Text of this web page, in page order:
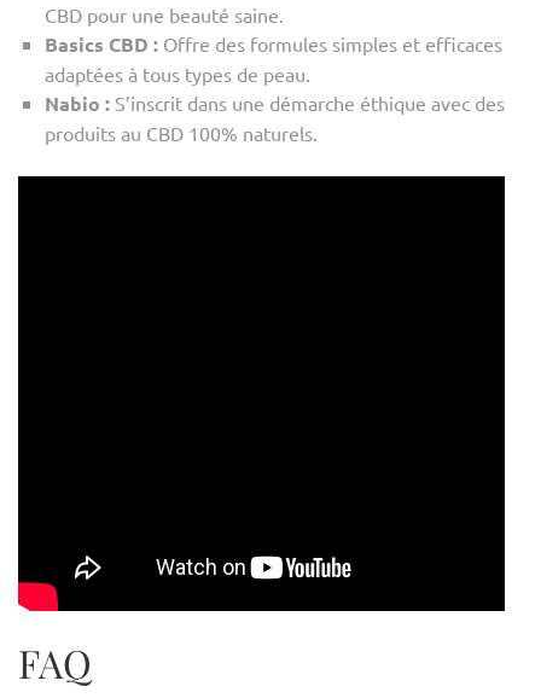
CBD pour une beauté saine.
Basics CBD : Offre des formules simples et efficaces
adaptées à tous types de peau.
Nabio : S’inscrit dans une démarche éthique avec des
produits au CBD 100% naturels.
FAQ